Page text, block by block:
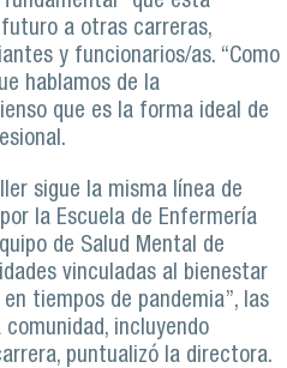
a otras carreras,
y funcionarios/as. “Como
hablamos de la
que es la forma ideal de
sigue la misma línea de
la Escuela de Enfermería
de Salud Mental de
vinculadas al bienestar
tiempos de pandemia”, las
incluyendo
puntualizó la directora.